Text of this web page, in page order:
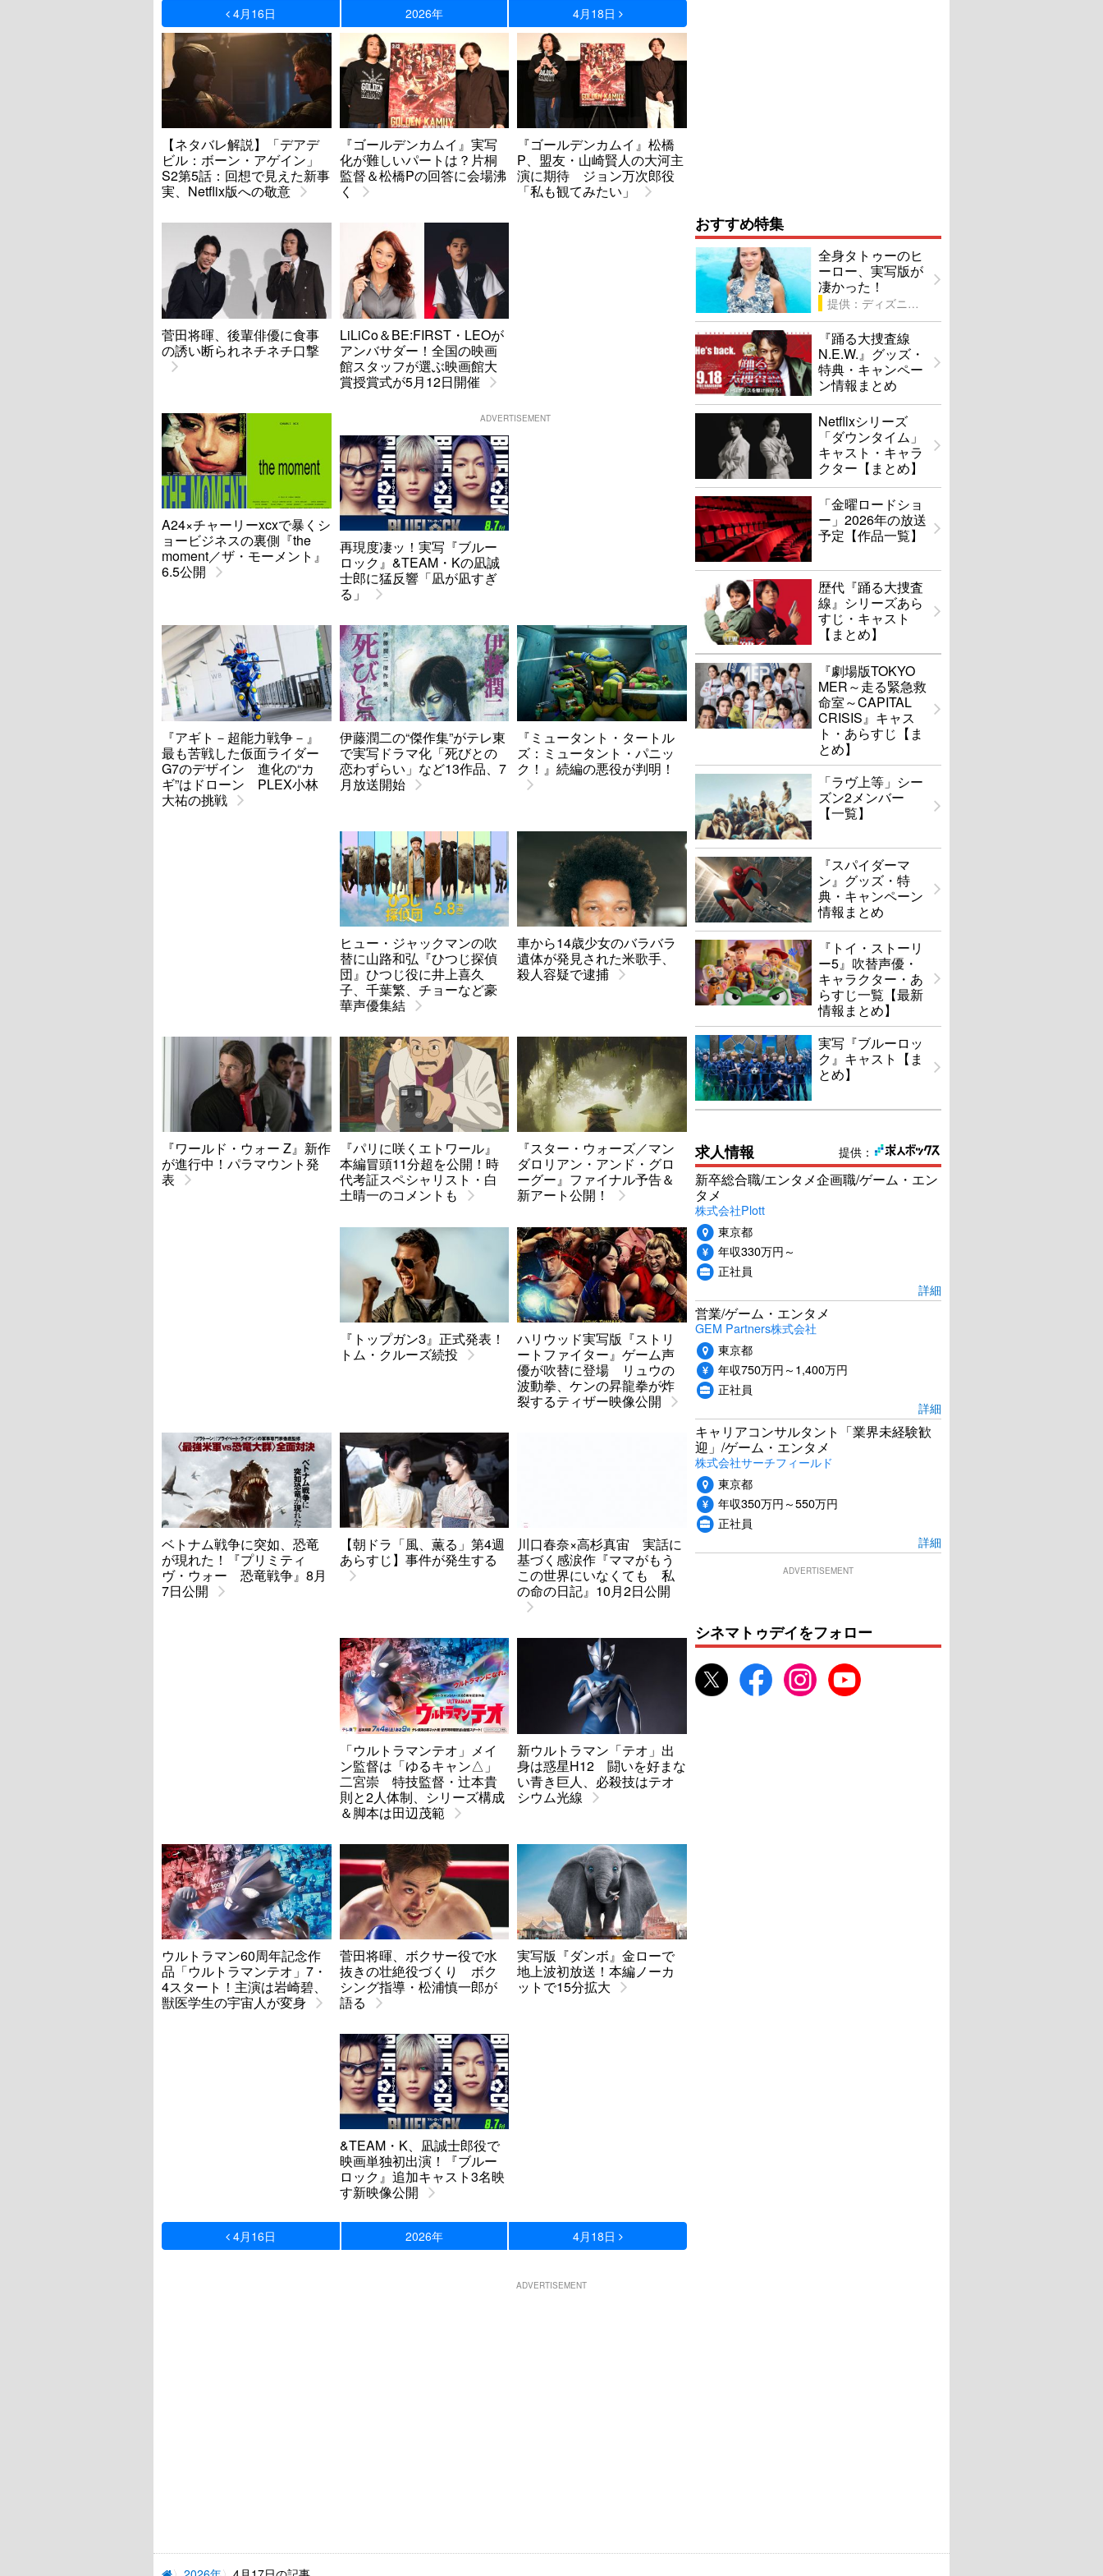
4月16日 2026年 4月18日
【ネタバレ解説】「デアデ
ビル：ボーン・アゲイン」
S2第5話：回想で見えた新事
実、Netflix版への敬意
『ゴールデンカムイ』実写
化が難しいパートは？片桐
監督＆松橋Pの回答に会場沸
く
『ゴールデンカムイ』松橋
P、盟友・山崎賢人の大河主
演に期待 ジョン万次郎役
「私も観てみたい」
菅田将暉、後輩俳優に食事
の誘い断られネチネチ口撃
LiLiCo＆BE:FIRST・LEOが
アンバサダー！全国の映画
館スタッフが選ぶ映画館大
賞授賞式が5月12日開催
ADVERTISEMENT
A24×チャーリーxcxで暴くシ
ョービジネスの裏側『the
moment／ザ・モーメント』
6.5公開
再現度凄ッ！実写『ブルー
ロック』&TEAM・Kの凪誠
士郎に猛反響「凪が凪すぎ
る」
『アギト－超能力戦争－』
最も苦戦した仮面ライダー
G7のデザイン 進化の“カ
ギ”はドローン PLEX小林
大祐の挑戦
伊藤潤二の“傑作集”がテレ東
で実写ドラマ化「死びとの
恋わずらい」など13作品、7
月放送開始
『ミュータント・タートル
ズ：ミュータント・パニッ
ク！』続編の悪役が判明！
ヒュー・ジャックマンの吹
替に山路和弘『ひつじ探偵
団』ひつじ役に井上喜久
子、千葉繁、チョーなど豪
華声優集結
車から14歳少女のバラバラ
遺体が発見された米歌手、
殺人容疑で逮捕
『ワールド・ウォー Z』新作
が進行中！パラマウント発
表
『パリに咲くエトワール』
本編冒頭11分超を公開！時
代考証スペシャリスト・白
土晴一のコメントも
『スター・ウォーズ／マン
ダロリアン・アンド・グロ
ーグー』ファイナル予告＆
新アート公開！
『トップガン3』正式発表！
トム・クルーズ続投
ハリウッド実写版『ストリ
ートファイター』ゲーム声
優が吹替に登場 リュウの
波動拳、ケンの昇龍拳が炸
裂するティザー映像公開
ベトナム戦争に突如、恐竜
が現れた！『プリミティ
ヴ・ウォー 恐竜戦争』8月
7日公開
【朝ドラ「風、薫る」第4週
あらすじ】事件が発生する
川口春奈×高杉真宙 実話に
基づく感涙作『ママがもう
この世界にいなくても 私
の命の日記』10月2日公開
「ウルトラマンテオ」メイ
ン監督は「ゆるキャン△」
二宮崇 特技監督・辻本貴
則と2人体制、シリーズ構成
＆脚本は田辺茂範
新ウルトラマン「テオ」出
身は惑星H12 闘いを好まな
い青き巨人、必殺技はテオ
シウム光線
ウルトラマン60周年記念作
品「ウルトラマンテオ」7・
4スタート！主演は岩崎碧、
獣医学生の宇宙人が変身
菅田将暉、ボクサー役で水
抜きの壮絶役づくり ボク
シング指導・松浦慎一郎が
語る
実写版『ダンボ』金ローで
地上波初放送！本編ノーカ
ットで15分拡大
&TEAM・K、凪誠士郎役で
映画単独初出演！『ブルー
ロック』追加キャスト3名映
す新映像公開
4月16日 2026年 4月18日
おすすめ特集
全身タトゥーのヒ
ーロー、実写版が
凄かった！
提供：ディズニー
『踊る大捜査線
N.E.W.』グッズ・
特典・キャンペー
ン情報まとめ
Netflixシリーズ
「ダウンタイム」
キャスト・キャラ
クター【まとめ】
「金曜ロードショ
ー」2026年の放送
予定【作品一覧】
歴代『踊る大捜査
線』シリーズあら
すじ・キャスト
【まとめ】
『劇場版TOKYO
MER～走る緊急救
命室～CAPITAL
CRISIS』キャス
ト・あらすじ【ま
とめ】
「ラヴ上等」シー
ズン2メンバー
【一覧】
『スパイダーマ
ン』グッズ・特
典・キャンペーン
情報まとめ
『トイ・ストーリ
ー5』吹替声優・
キャラクター・あ
らすじ一覧【最新
情報まとめ】
実写『ブルーロッ
ク』キャスト【ま
とめ】
提供：
求人情報
新卒総合職/エンタメ企画職/ゲーム・エン
タメ
株式会社Plott
東京都
年収330万円～
正社員
詳細
営業/ゲーム・エンタメ
GEM Partners株式会社
東京都
年収750万円～1,400万円
正社員
詳細
キャリアコンサルタント「業界未経験歓
迎」/ゲーム・エンタメ
株式会社サーチフィールド
東京都
年収350万円～550万円
正社員
詳細
ADVERTISEMENT
シネマトゥデイをフォロー
ADVERTISEMENT